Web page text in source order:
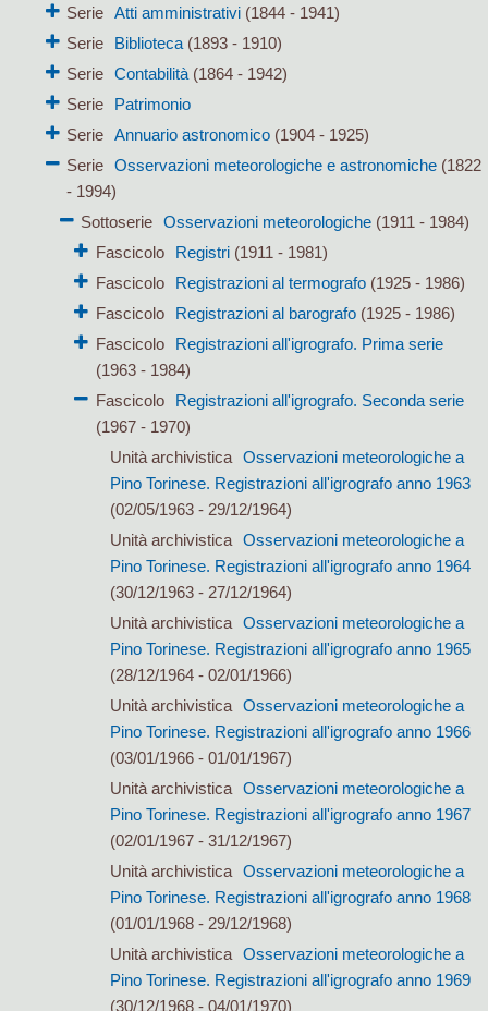
Serie Atti amministrativi(1844 - 1941)
Serie
Biblioteca(1893 - 1910)
Serie Contabilità(1864 - 1942)
Serie
Patrimonio
Serie Annuario astronomico(1904 - 1925)
Serie Osservazioni meteorologiche e astronomiche(1822
- 1994)
Sottoserie
Osservazioni meteorologiche (1911 - 1984)
Fascicolo
Registri(1911 - 1981)
Fascicolo
Registrazioni al termografo(1925 - 1986)
Fascicolo
Registrazioni al barografo(1925 - 1986)
Fascicolo
Registrazioni all'igrografo. Prima serie
(1963 - 1984)
Fascicolo
Registrazioni all'igrografo. Seconda serie
(1967 - 1970)
Unità archivistica Osservazioni meteorologiche a
Pino Torinese. Registrazioni all'igrografo anno 1963
(02/05/1963 - 29/12/1964)
Unità archivistica Osservazioni meteorologiche a
Pino Torinese. Registrazioni all'igrografo anno 1964
(30/12/1963 - 27/12/1964)
Unità archivistica Osservazioni meteorologiche a
Pino Torinese. Registrazioni all'igrografo anno 1965
(28/12/1964 - 02/01/1966)
Unità archivistica Osservazioni meteorologiche a
Pino Torinese. Registrazioni all'igrografo anno 1966
(03/01/1966 - 01/01/1967)
Unità archivistica Osservazioni meteorologiche a
Pino Torinese. Registrazioni all'igrografo anno 1967
(02/01/1967 - 31/12/1967)
Unità archivistica Osservazioni meteorologiche a
Pino Torinese. Registrazioni all'igrografo anno 1968
(01/01/1968 - 29/12/1968)
Unità archivistica Osservazioni meteorologiche a
Pino Torinese. Registrazioni all'igrografo anno 1969
(30/12/1968 - 04/01/1970)